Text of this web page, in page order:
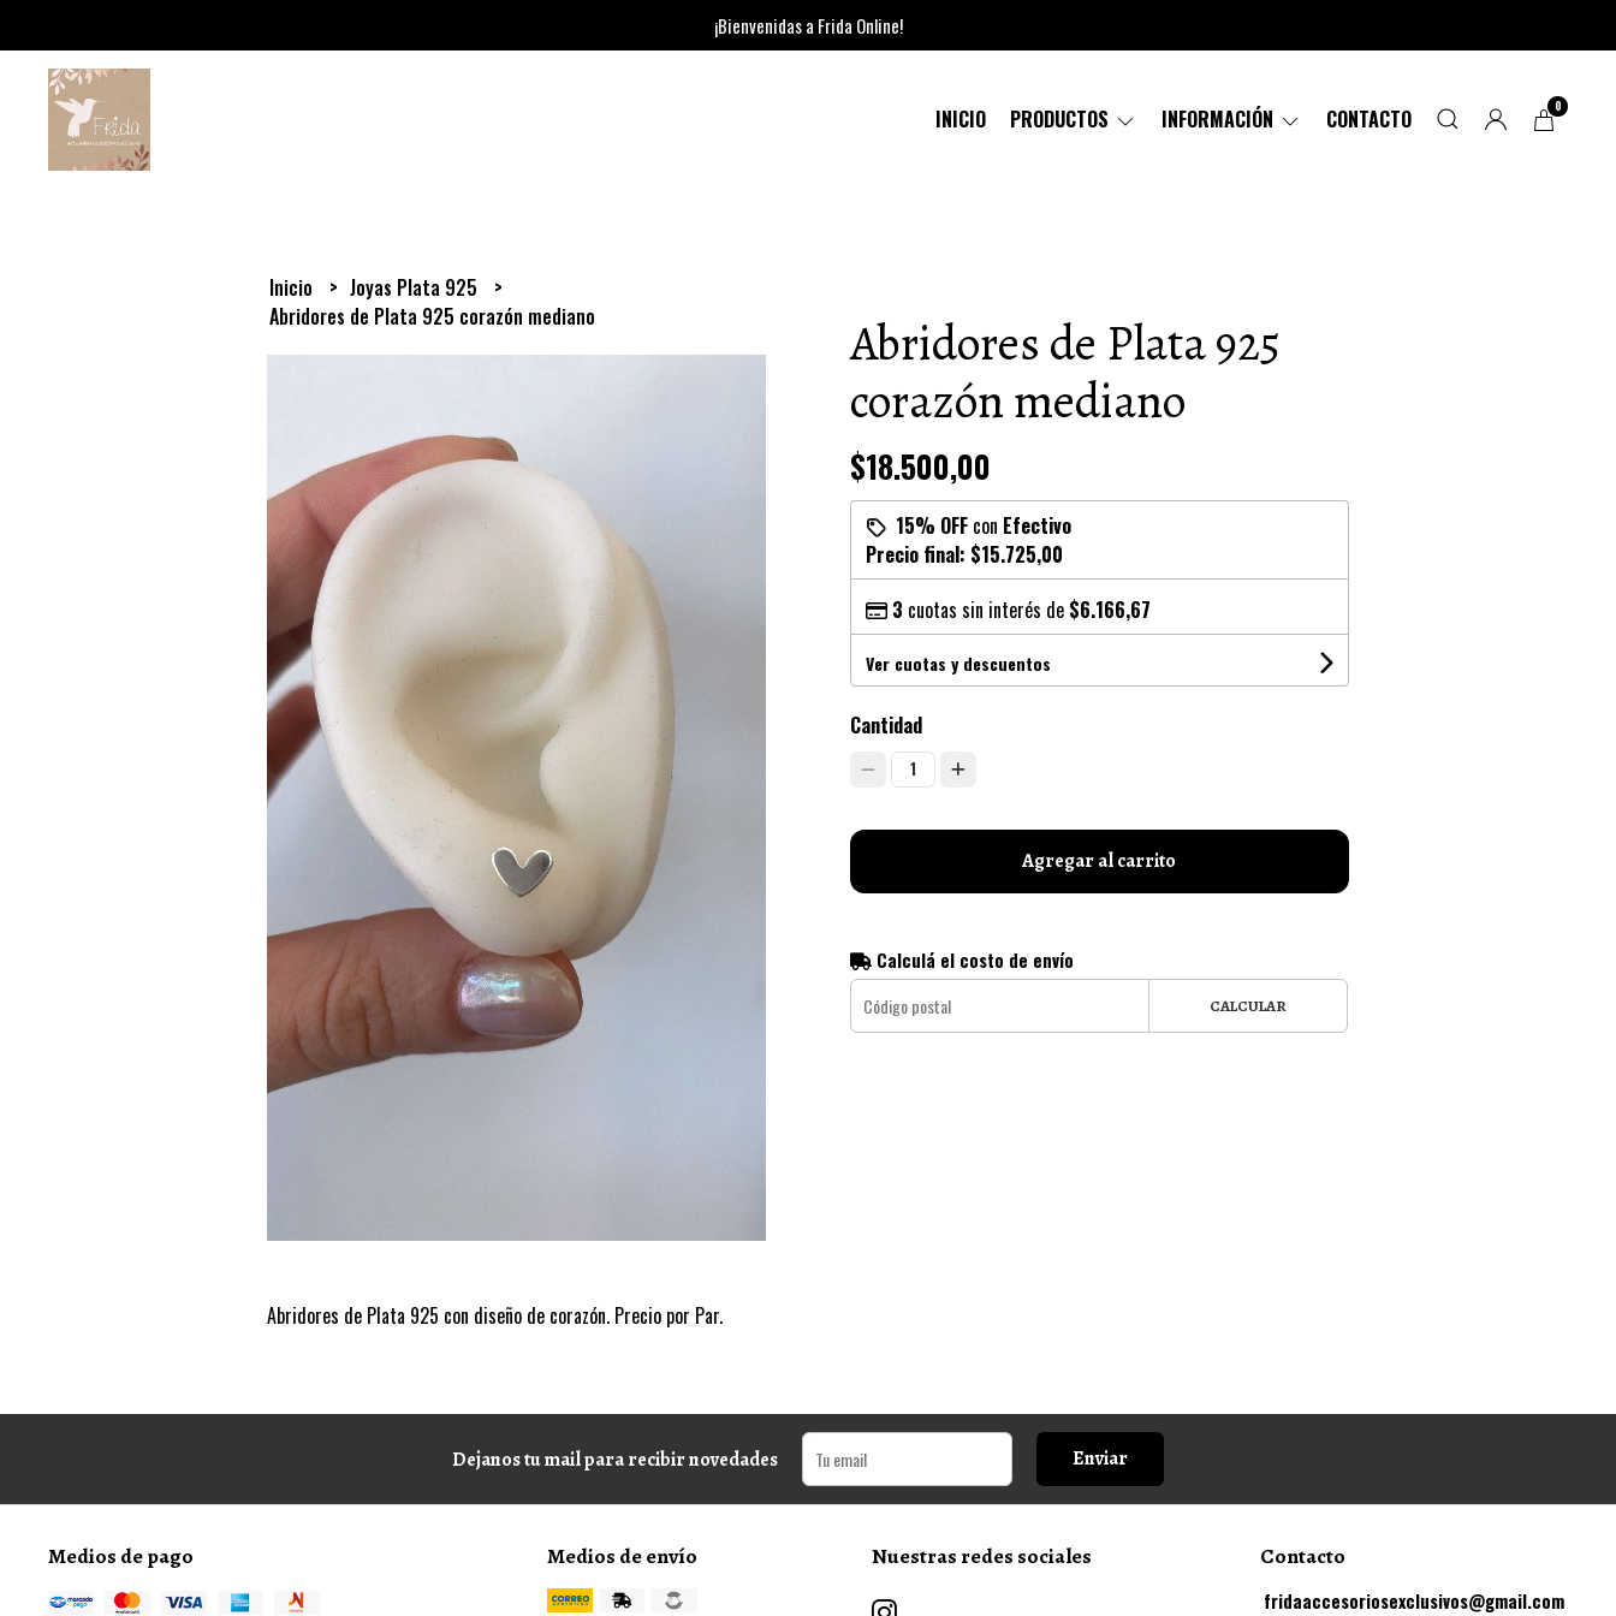
¡Bienvenidas a Frida Online!
INICIO PRODUCTOS INFORMACIÓN CONTACTO 0
Inicio
Joyas Plata 925
Abridores de Plata 925 corazón mediano
Abridores de Plata 925 con diseño de corazón. Precio por Par.
Abridores de Plata 925
corazón mediano
$18.500,00
15% OFFcon Efectivo
Precio final: $15.725,00
3 cuotas sin interés de $6.166,67
Ver cuotas y descuentos
Cantidad
1
Agregar al carrito
Calculá el costo de envío
CALCULAR
Dejanos tu mail para recibir novedades Enviar
Medios de pago Medios de envío Nuestras redes sociales Contacto
fridaaccesoriosexclusivos@gmail.com